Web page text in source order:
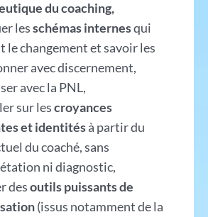
du coaching,
lesschémas internesqui
le changement et savoir les
avec discernement,
avec la PNL,
sur lescroyances
et identitésà partir du
du coaché, sans
ni diagnostic,
desoutils puissants de
(issus notamment de la